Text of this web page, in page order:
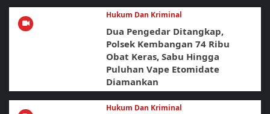
Hukum Dan Kriminal
Dua Pengedar Ditangkap,
Polsek Kembangan 74 Ribu
Obat Keras, Sabu Hingga
Puluhan Vape Etomidate
Diamankan
Hukum Dan Kriminal